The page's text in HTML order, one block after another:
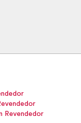
Revendedor